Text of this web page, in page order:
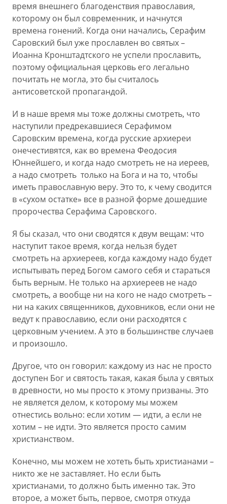
время внешнего благоденствия православия,
которому он был современник, и начнутся
времена гонений. Когда они начались, Серафим
Саровский был уже прославлен во святых –
Иоанна Кронштадтского не успели прославить,
поэтому официальная церковь его легально
почитать не могла, это бы считалось
антисоветской пропагандой.
И в наше время мы тоже должны смотреть, что
наступили предрекавшиеся Серафимом
Саровским времена, когда русские архиереи
онечестивятся, как во времена Феодосия
Юннейшего, и когда надо смотреть не на иереев,
а надо смотреть только на Бога и на то, чтобы
иметь православную веру. Это то, к чему сводится
в «сухом остатке» все в разной форме дошедшие
пророчества Серафима Саровского.
Я бы сказал, что они сводятся к двум вещам: что
наступит такое время, когда нельзя будет
смотреть на архиереев, когда каждому надо будет
испытывать перед Богом самого себя и стараться
быть верным. Не только на архиереев не надо
смотреть, а вообще ни на кого не надо смотреть –
ни на каких священников, духовников, если они не
ведут к православию, если они расходятся с
церковным учением. А это в большинстве случаев
и произошло.
Другое, что он говорил: каждому из нас не просто
доступен Бог и святость такая, какая была у святых
в древности, но мы просто к этому призваны. Это
не является делом, к которому мы можем
отнестись вольно: если хотим — идти, а если не
хотим – не идти. Это является просто самим
христианством.
Конечно, мы можем не хотеть быть христианами –
никто же не заставляет. Но если быть
христианами, то должно быть именно так. Это
второе, а может быть, первое, смотря откуда